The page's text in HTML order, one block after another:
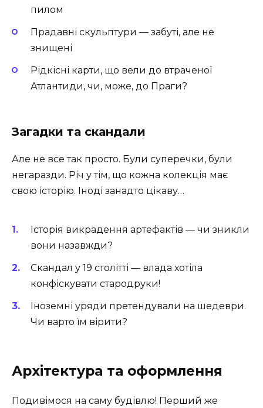
пилом
Прадавні скульптури — забуті, але не
знищені
Рідкісні карти, що вели до втраченої
Атлантиди, чи, може, до Праги?
Загадки та скандали
Але не все так просто. Були суперечки, були
негаразди. Річ у тім, що кожна колекція має
свою історію. Іноді занадто цікаву…
Історія викрадення артефактів — чи зникли
вони назавжди?
Скандал у 19 столітті — влада хотіла
конфіскувати стародруки!
Іноземні уряди претендували на шедеври.
Чи варто їм вірити?
Архітектура та оформлення
Подивімося на саму будівлю! Перший же